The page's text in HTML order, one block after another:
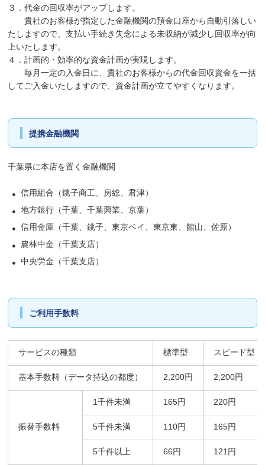
３．代金の回収率がアップします。
貴社のお客様が指定した金融機関の預金口座から自動引落しい
たしますので、支払い手続き失念による未収納が減少し回収率が向
上いたします。
４．計画的・効率的な資金計画が実現します。
毎月一定の入金日に、貴社のお客様からの代金回収資金を一括
してご入金いたしますので、資金計画が立てやすくなります。
提携金融機関
千葉県に本店を置く金融機関
信用組合（銚子商工、房総、君津）
地方銀行（千葉、千葉興業、京葉）
信用金庫（千葉、銚子、東京ベイ、東京東、館山、佐原）
農林中金（千葉支店）
中央労金（千葉支店）
ご利用手数料
サービスの種類 標準型 スピード型
基本手数料（データ持込の都度） 2,200円 2,200円
振替手数料
1千件未満 165円 220円
5千件未満 110円 165円
5千件以上 66円 121円